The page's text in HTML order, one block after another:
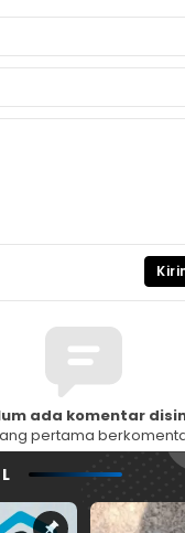
ada komentar
pertama